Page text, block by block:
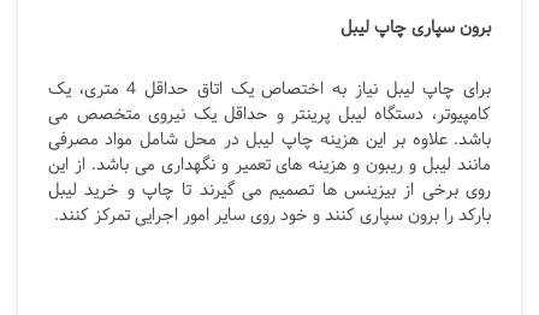
برون سپاری چاپ لیبل
برای چاپ لیبل نیاز به اختصاص یک اتاق حداقل 4 متری، یک
کامپیوتر، دستگاه لیبل پرینتر و حداقل یک نیروی متخصص می
باشد. علاوه بر این هزینه چاپ لیبل در محل شامل مواد مصرفی
مانند لیبل و ریبون و هزینه های تعمیر و نگهداری می باشد. از این
روی برخی از بیزینس ها تصمیم می گیرند تا چاپ و خرید لیبل
بارکد را برون سپاری کنند و خود روی سایر امور اجرایی تمرکز کنند.